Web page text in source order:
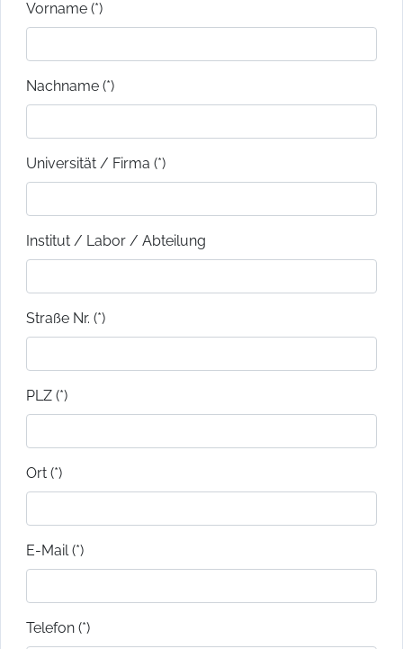
Vorname (*)
Nachname (*)
Universität / Firma (*)
Institut / Labor / Abteilung
Straße Nr. (*)
PLZ (*)
Ort (*)
E-Mail (*)
Telefon (*)